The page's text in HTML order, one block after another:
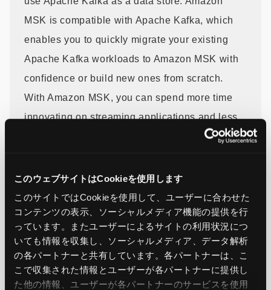
このウェブサイトはCookieを使用します
このサイトではCookieを使用して、ユーザーに合わせた
コンテンツの表示、ソーシャルメディア機能の提供を行
っています。またユーザーによるサイトの利用状況につ
いても情報を収集し、ソーシャルメディア、データ解析
の各パートナーと共有しています。各パートナーは、こ
こで収集された情報とユーザーが各パートナーに提供し
た他の情報、ユーザーが各パートナーのサービスを使用
MSK is compatible with Apache Kafka, which
enables you to quickly migrate your existing
Apache Kafka workloads to Amazon MSK with
confidence or build new ones from scratch.
With Amazon MSK, you can spend more time
innovating on streaming applications and less
time managing Apache Kafka clusters. To learn
Developer Guide .
Support for Apache Kafka version 3.8 is offered
in all AWS regions where Amazon MSK is
available.